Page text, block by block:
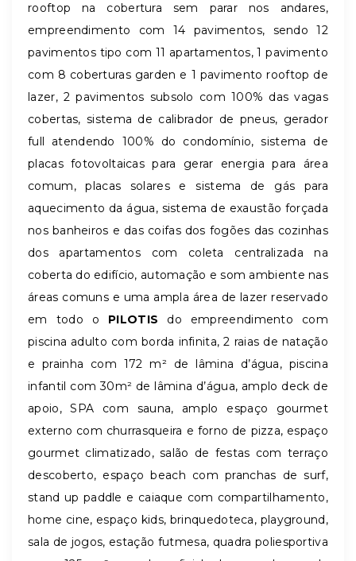
rooftop na cobertura sem parar nos andares,
empreendimento com 14 pavimentos, sendo 12
pavimentos tipo com 11 apartamentos, 1 pavimento
com 8 coberturas garden e 1 pavimento rooftop de
lazer, 2 pavimentos subsolo com 100% das vagas
cobertas, sistema de calibrador de pneus, gerador
full atendendo 100% do condomínio, sistema de
placas fotovoltaicas para gerar energia para área
comum, placas solares e sistema de gás para
aquecimento da água, sistema de exaustão forçada
nos banheiros e das coifas dos fogões das cozinhas
dos apartamentos com coleta centralizada na
coberta do edifício, automação e som ambiente nas
áreas comuns e uma ampla área de lazer reservado
em todo o PILOTIS do empreendimento com
piscina adulto com borda infinita, 2 raias de natação
e prainha com 172 m² de lâmina d’água, piscina
infantil com 30m² de lâmina d’água, amplo deck de
apoio, SPA com sauna, amplo espaço gourmet
externo com churrasqueira e forno de pizza, espaço
gourmet climatizado, salão de festas com terraço
descoberto, espaço beach com pranchas de surf,
stand up paddle e caiaque com compartilhamento,
home cine, espaço kids, brinquedoteca, playground,
sala de jogos, estação futmesa, quadra poliesportiva